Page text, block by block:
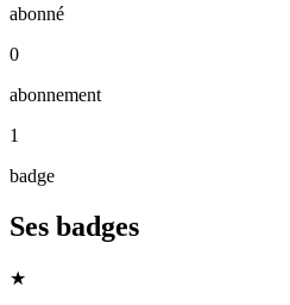
abonné
0
abonnement
1
badge
Ses badges
★